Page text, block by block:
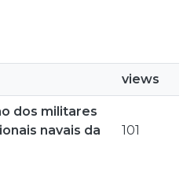
views
dos militares
navais da
101